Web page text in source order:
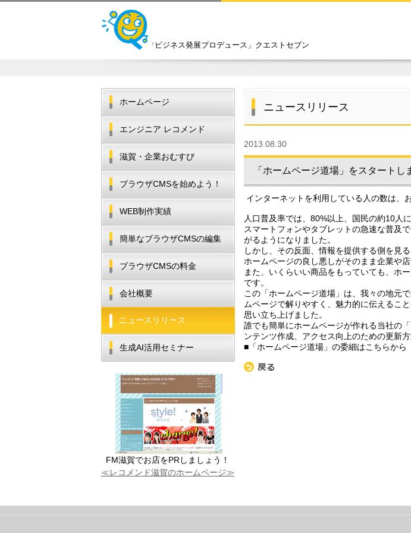
「 ビジネス発展プロデュース」クエストセブン
ニュースリリース
2013.08.30
「ホームページ道場」をスタートし
インターネットを利用している人の数は、
人口普及率では、80%以上、国民の約10人
スマートフォンやタブレットの急速な普及
がるようになりました。
しかし、その反面、情報を提供する側を見
ホームページの良し悪しがそのまま企業や
また、いくらいい商品をもっていても、ホ
です。
この「ホームページ道場」は、我々の地元
ムページで解りやすく、魅力的に伝えるこ
思い立ち上げました。
誰でも簡単にホームページが作れる当社の
ンテンツ作成、アクセス向上のための更新
■「ホームページ道場」の委細はこちらから
ホームページ
エンジニア レコメンド
滋賀・企業おむすび
ブラウザCMSを始めよう！
WEB制作実績
簡単なブラウザCMSの編集
ブラウザCMSの料金
会社概要
ニュースリリース
生成AI活用セミナー
FM滋賀でお店をPRしましょう！
≪レコメンド滋賀のホームページ≫